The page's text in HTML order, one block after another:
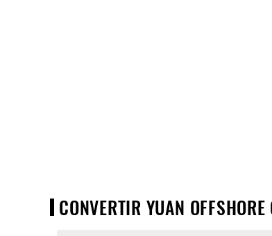
CONVERTIR YUAN